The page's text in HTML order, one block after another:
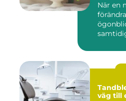
När en
väg till